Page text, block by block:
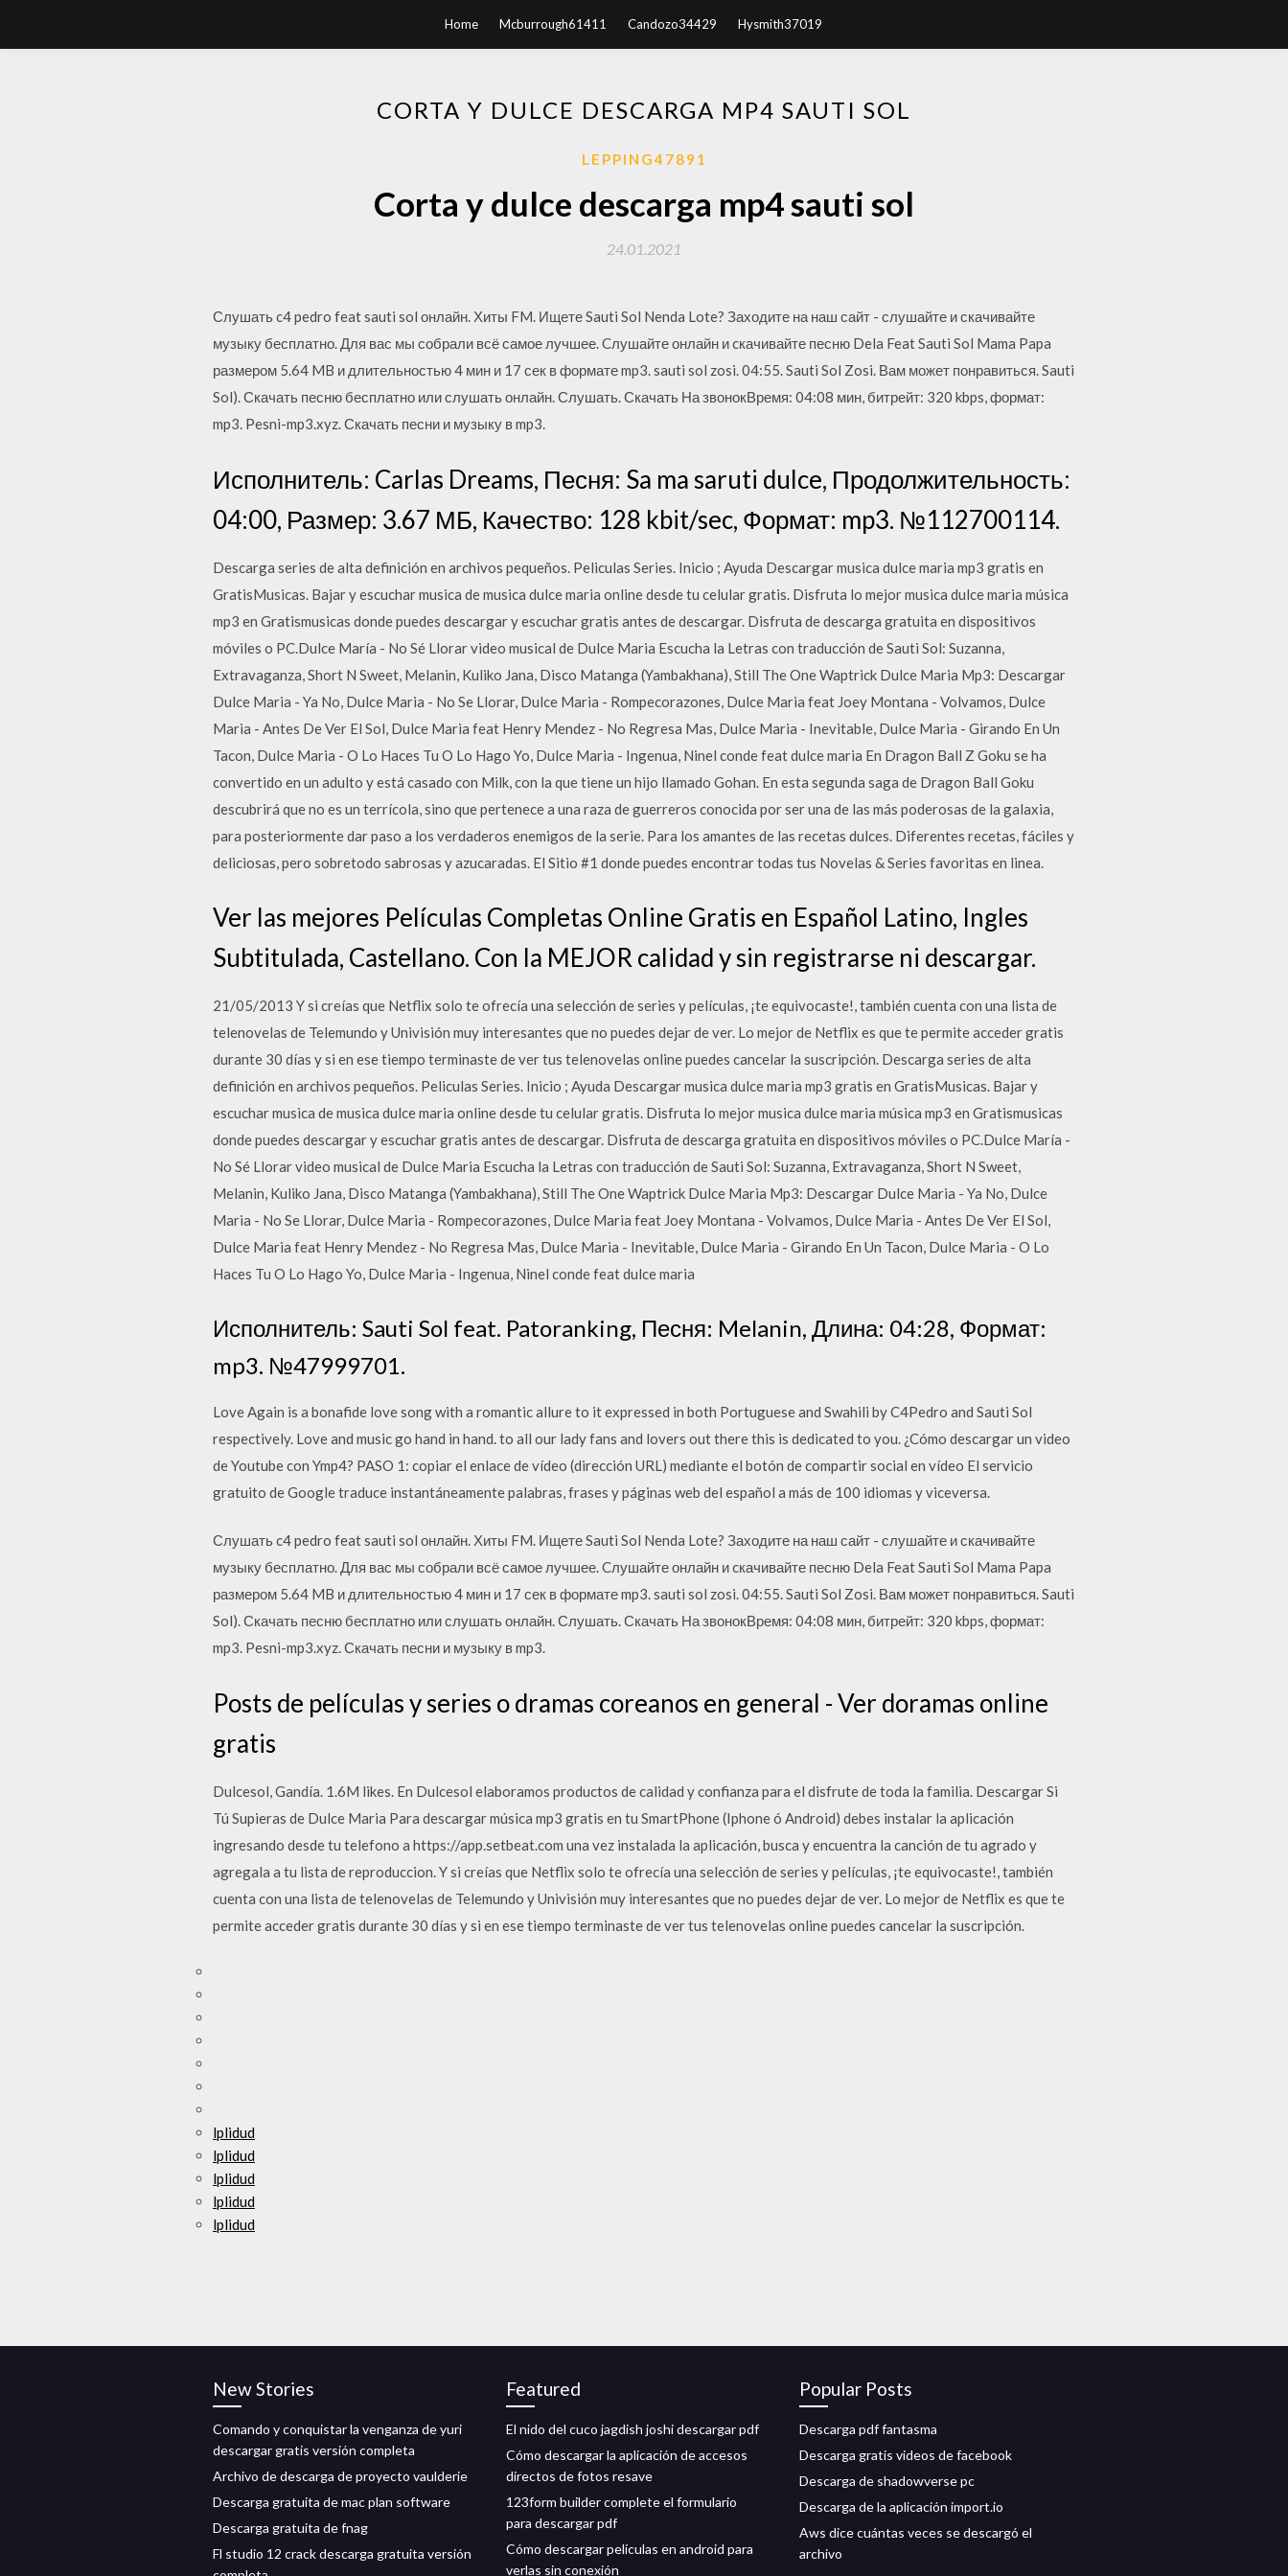
Home Mcburrough61411 Candozo34429 Hysmith37019
CORTA Y DULCE DESCARGA MP4 SAUTI SOL
LEPPING47891
Corta y dulce descarga mp4 sauti sol
24.01.2021
Слушать c4 pedro feat sauti sol онлайн. Хиты FM. Ищете Sauti Sol Nenda Lote? Заходите на наш сайт - слушайте и скачивайте
музыку бесплатно. Для вас мы собрали всё самое лучшее. Cлушайте онлайн и cкачивайте песню Dela Feat Sauti Sol Mama Papa
размером 5.64 MB и длительностью 4 мин и 17 сек в формате mp3. sauti sol zosi. 04:55. Sauti Sol Zosi. Вам может понравиться. Sauti
Sol). Скачать песню бесплатно или слушать онлайн. Слушать. Скачать На звонокВремя: 04:08 мин, битрейт: 320 kbps, формат:
mp3. Pesni-mp3.xyz. Скачать песни и музыку в mp3.
Исполнитель: Carlas Dreams, Песня: Sa ma saruti dulce, Продолжительность:
04:00, Размер: 3.67 МБ, Качество: 128 kbit/sec, Формат: mp3. №112700114.
Descarga series de alta definición en archivos pequeños. Peliculas Series. Inicio ; Ayuda Descargar musica dulce maria mp3 gratis en
GratisMusicas. Bajar y escuchar musica de musica dulce maria online desde tu celular gratis. Disfruta lo mejor musica dulce maria música
mp3 en Gratismusicas donde puedes descargar y escuchar gratis antes de descargar. Disfruta de descarga gratuita en dispositivos
móviles o PC.Dulce María - No Sé Llorar video musical de Dulce Maria Escucha la Letras con traducción de Sauti Sol: Suzanna,
Extravaganza, Short N Sweet, Melanin, Kuliko Jana, Disco Matanga (Yambakhana), Still The One Waptrick Dulce Maria Mp3: Descargar
Dulce Maria - Ya No, Dulce Maria - No Se Llorar, Dulce Maria - Rompecorazones, Dulce Maria feat Joey Montana - Volvamos, Dulce
Maria - Antes De Ver El Sol, Dulce Maria feat Henry Mendez - No Regresa Mas, Dulce Maria - Inevitable, Dulce Maria - Girando En Un
Tacon, Dulce Maria - O Lo Haces Tu O Lo Hago Yo, Dulce Maria - Ingenua, Ninel conde feat dulce maria En Dragon Ball Z Goku se ha
convertido en un adulto y está casado con Milk, con la que tiene un hijo llamado Gohan. En esta segunda saga de Dragon Ball Goku
descubrirá que no es un terrícola, sino que pertenece a una raza de guerreros conocida por ser una de las más poderosas de la galaxia,
para posteriormente dar paso a los verdaderos enemigos de la serie. Para los amantes de las recetas dulces. Diferentes recetas, fáciles y
deliciosas, pero sobretodo sabrosas y azucaradas. El Sitio #1 donde puedes encontrar todas tus Novelas & Series favoritas en linea.
Ver las mejores Películas Completas Online Gratis en Español Latino, Ingles
Subtitulada, Castellano. Con la MEJOR calidad y sin registrarse ni descargar.
21/05/2013 Y si creías que Netflix solo te ofrecía una selección de series y películas, ¡te equivocaste!, también cuenta con una lista de
telenovelas de Telemundo y Univisión muy interesantes que no puedes dejar de ver. Lo mejor de Netflix es que te permite acceder gratis
durante 30 días y si en ese tiempo terminaste de ver tus telenovelas online puedes cancelar la suscripción. Descarga series de alta
definición en archivos pequeños. Peliculas Series. Inicio ; Ayuda Descargar musica dulce maria mp3 gratis en GratisMusicas. Bajar y
escuchar musica de musica dulce maria online desde tu celular gratis. Disfruta lo mejor musica dulce maria música mp3 en Gratismusicas
donde puedes descargar y escuchar gratis antes de descargar. Disfruta de descarga gratuita en dispositivos móviles o PC.Dulce María -
No Sé Llorar video musical de Dulce Maria Escucha la Letras con traducción de Sauti Sol: Suzanna, Extravaganza, Short N Sweet,
Melanin, Kuliko Jana, Disco Matanga (Yambakhana), Still The One Waptrick Dulce Maria Mp3: Descargar Dulce Maria - Ya No, Dulce
Maria - No Se Llorar, Dulce Maria - Rompecorazones, Dulce Maria feat Joey Montana - Volvamos, Dulce Maria - Antes De Ver El Sol,
Dulce Maria feat Henry Mendez - No Regresa Mas, Dulce Maria - Inevitable, Dulce Maria - Girando En Un Tacon, Dulce Maria - O Lo
Haces Tu O Lo Hago Yo, Dulce Maria - Ingenua, Ninel conde feat dulce maria
Исполнитель: Sauti Sol feat. Patoranking, Песня: Melanin, Длина: 04:28, Формат:
mp3. №47999701.
Love Again is a bonafide love song with a romantic allure to it expressed in both Portuguese and Swahili by C4Pedro and Sauti Sol
respectively. Love and music go hand in hand. to all our lady fans and lovers out there this is dedicated to you. ¿Cómo descargar un video
de Youtube con Ymp4? PASO 1: copiar el enlace de vídeo (dirección URL) mediante el botón de compartir social en vídeo El servicio
gratuito de Google traduce instantáneamente palabras, frases y páginas web del español a más de 100 idiomas y viceversa.
Слушать c4 pedro feat sauti sol онлайн. Хиты FM. Ищете Sauti Sol Nenda Lote? Заходите на наш сайт - слушайте и скачивайте
музыку бесплатно. Для вас мы собрали всё самое лучшее. Cлушайте онлайн и cкачивайте песню Dela Feat Sauti Sol Mama Papa
размером 5.64 MB и длительностью 4 мин и 17 сек в формате mp3. sauti sol zosi. 04:55. Sauti Sol Zosi. Вам может понравиться. Sauti
Sol). Скачать песню бесплатно или слушать онлайн. Слушать. Скачать На звонокВремя: 04:08 мин, битрейт: 320 kbps, формат:
mp3. Pesni-mp3.xyz. Скачать песни и музыку в mp3.
Posts de películas y series o dramas coreanos en general - Ver doramas online
gratis
Dulcesol, Gandía. 1.6M likes. En Dulcesol elaboramos productos de calidad y confianza para el disfrute de toda la familia. Descargar Si
Tú Supieras de Dulce Maria Para descargar música mp3 gratis en tu SmartPhone (Iphone ó Android) debes instalar la aplicación
ingresando desde tu telefono a https://app.setbeat.com una vez instalada la aplicación, busca y encuentra la canción de tu agrado y
agregala a tu lista de reproduccion. Y si creías que Netflix solo te ofrecía una selección de series y películas, ¡te equivocaste!, también
cuenta con una lista de telenovelas de Telemundo y Univisión muy interesantes que no puedes dejar de ver. Lo mejor de Netflix es que te
permite acceder gratis durante 30 días y si en ese tiempo terminaste de ver tus telenovelas online puedes cancelar la suscripción.
lplidud
lplidud
lplidud
lplidud
lplidud
New Stories
Comando y conquistar la venganza de yuri
descargar gratis versión completa
Archivo de descarga de proyecto vaulderie
Descarga gratuita de mac plan software
Descarga gratuita de fnag
Fl studio 12 crack descarga gratuita versión
Featured
El nido del cuco jagdish joshi descargar pdf
Cómo descargar la aplicación de accesos
directos de fotos resave
123form builder complete el formulario
para descargar pdf
Cómo descargar películas en android para
verlas sin conexión
Popular Posts
Descarga pdf fantasma
Descarga gratis videos de facebook
Descarga de shadowverse pc
Descarga de la aplicación import.io
Aws dice cuántas veces se descargó el
archivo